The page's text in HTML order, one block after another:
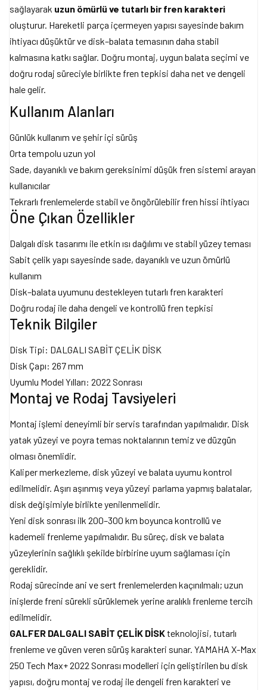
sağlayarak uzun ömürlü ve tutarlı bir fren karakteri
oluşturur. Hareketli parça içermeyen yapısı sayesinde bakım
ihtiyacı düşüktür ve disk–balata temasının daha stabil
kalmasına katkı sağlar. Doğru montaj, uygun balata seçimi ve
doğru rodaj süreciyle birlikte fren tepkisi daha net ve dengeli
hale gelir.
Kullanım Alanları
Günlük kullanım ve şehir içi sürüş
Orta tempolu uzun yol
Sade, dayanıklı ve bakım gereksinimi düşük fren sistemi arayan
kullanıcılar
Tekrarlı frenlemelerde stabil ve öngörülebilir fren hissi ihtiyacı
Öne Çıkan Özellikler
Dalgalı disk tasarımı ile etkin ısı dağılımı ve stabil yüzey teması
Sabit çelik yapı sayesinde sade, dayanıklı ve uzun ömürlü
kullanım
Disk–balata uyumunu destekleyen tutarlı fren karakteri
Doğru rodaj ile daha dengeli ve kontrollü fren tepkisi
Teknik Bilgiler
Disk Tipi: DALGALI SABİT ÇELİK DİSK
Disk Çapı: 267 mm
Uyumlu Model Yılları: 2022 Sonrası
Montaj ve Rodaj Tavsiyeleri
Montaj işlemi deneyimli bir servis tarafından yapılmalıdır. Disk
yatak yüzeyi ve poyra temas noktalarının temiz ve düzgün
olması önemlidir.
Kaliper merkezleme, disk yüzeyi ve balata uyumu kontrol
edilmelidir. Aşırı aşınmış veya yüzeyi parlama yapmış balatalar,
disk değişimiyle birlikte yenilenmelidir.
Yeni disk sonrası ilk 200–300 km boyunca kontrollü ve
kademeli frenleme yapılmalıdır. Bu süreç, disk ve balata
yüzeylerinin sağlıklı şekilde birbirine uyum sağlaması için
gereklidir.
Rodaj sürecinde ani ve sert frenlemelerden kaçınılmalı; uzun
inişlerde freni sürekli sürüklemek yerine aralıklı frenleme tercih
edilmelidir.
GALFER DALGALI SABİT ÇELİK DİSKteknolojisi, tutarlı
frenleme ve güven veren sürüş karakteri sunar. YAMAHA X-Max
250 Tech Max+ 2022 Sonrası modelleri için geliştirilen bu disk
yapısı, doğru montaj ve rodaj ile dengeli fren karakteri ve